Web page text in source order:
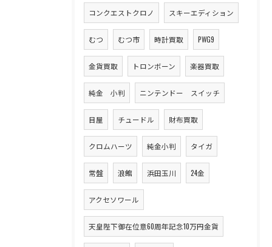
コンクエストクロノ スキーエディション
むつ むつ市 時計買取 PWG9
金貨買取 トロンボーン 楽器買取
純金 小判 ニンテンドー スイッチ
目屋 チュードル 財布買取
クロムハーツ 純金小判 タイガ
常盤 浪館 浜田玉川 24金
アクセソワール
天皇陛下御在位意60周年記念10万円金貨